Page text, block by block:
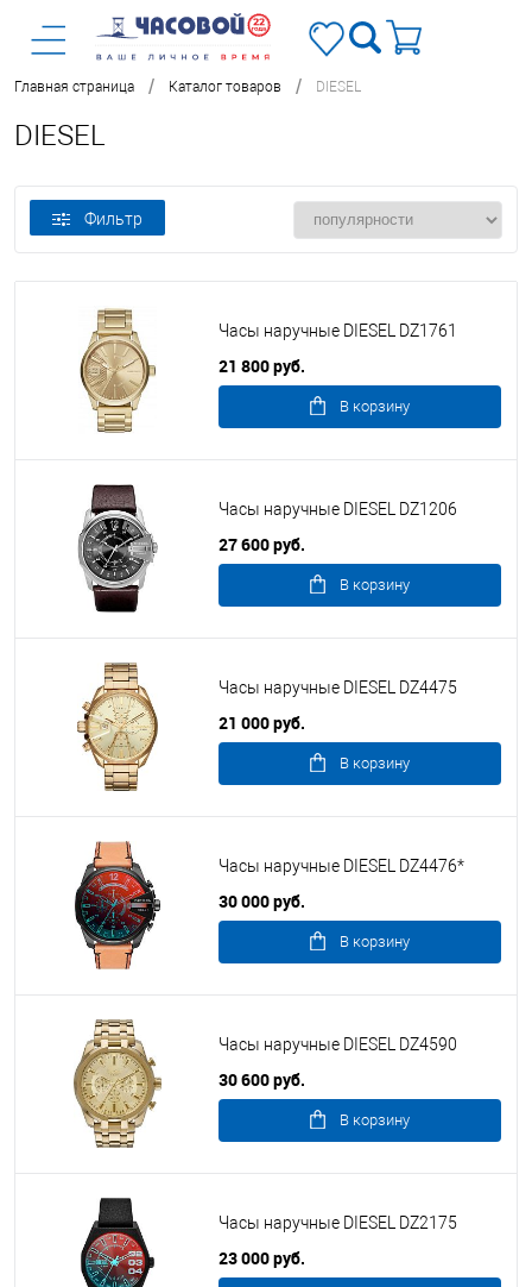
Главная страница / Каталог товаров / DIESEL
DIESEL
Фильтр
Часы наручные DIESEL DZ1761
21 800 руб.
В корзину
Часы наручные DIESEL DZ1206
27 600 руб.
В корзину
Часы наручные DIESEL DZ4475
21 000 руб.
В корзину
Часы наручные DIESEL DZ4476*
30 000 руб.
В корзину
Часы наручные DIESEL DZ4590
30 600 руб.
В корзину
Часы наручные DIESEL DZ2175
23 000 руб.